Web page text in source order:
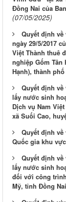
Đồng Nai của
(07/05/2025)
Quyết định về
ngày 29/5/2017
Việt Thành thuê
nghiệp Gốm Tân
Hạnh), thành
Quyết định
lấy nước sinh
Dịch vụ Nam
xã Suối Cao,
Quyết định
Quốc gia khu
Quyết định
lấy nước sinh
đối với công
Mỹ, tỉnh Đồng Nai